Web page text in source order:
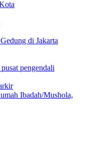
di Jakarta
pengendali
Ibadah/Mushola,